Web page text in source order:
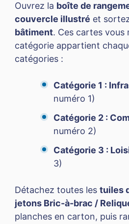
Ouvrez la boîte de
couvercle illustré et
bâtiment. Ces cartes vous
catégorie appartient
catégories :
Catégorie 1 :
numéro 1)
Catégorie 2 :
numéro 2)
Catégorie 3 :
3)
Détachez toutes les tuiles
jetons Bric-à-brac /
planches en carton, puis